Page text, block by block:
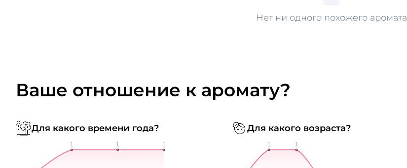
Нет ни одного похожего аромата
Ваше отношение к аромату?
Для какого времени года? Для какого возраста?